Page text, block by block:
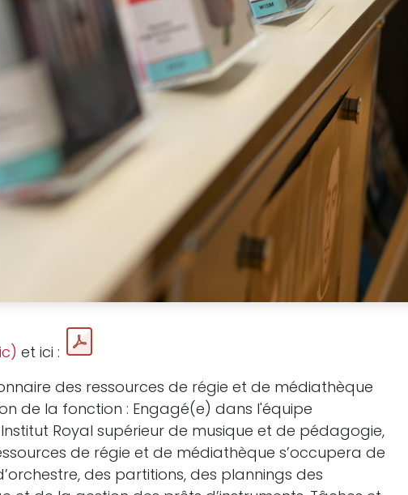
et ici :
des ressources de régie et de médiathèque
de la fonction : Engagé(e) dans l'équipe
Royal supérieur de musique et de pédagogie,
de régie et de médiathèque s’occupera de
des partitions, des plannings des